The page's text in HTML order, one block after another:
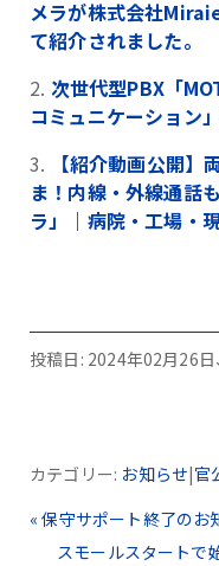
メラが株式会社
て紹介されました。
次世代型PBX「
コミュニケーション
【紹介動画公開】
ま！内線・外線通話
ラ」｜病院・工場・
投稿日: 2024年02月26日
カテゴリー: お知らせ|官
« 保守サポート終了のお
スモールスタートで